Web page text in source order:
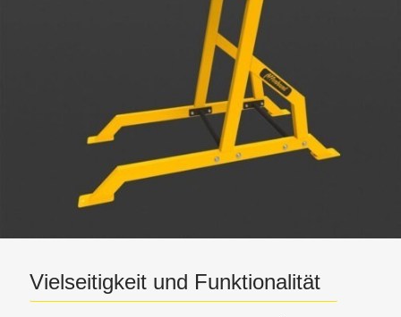
Vielseitigkeit und Funktionalität